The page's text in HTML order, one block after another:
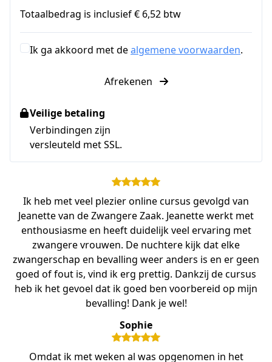
Totaalbedrag is inclusief € 6,52 btw
Ik ga akkoord met dealgemene voorwaarden.
Afrekenen
Veilige betaling
Verbindingen zijn
versleuteld met SSL.
Ik heb met veel plezier online cursus gevolgd van
Jeanette van de Zwangere Zaak. Jeanette werkt met
enthousiasme en heeft duidelijk veel ervaring met
zwangere vrouwen. De nuchtere kijk dat elke
zwangerschap en bevalling weer anders is en er geen
goed of fout is, vind ik erg prettig. Dankzij de cursus
heb ik het gevoel dat ik goed ben voorbereid op mijn
bevalling! Dank je wel!
Sophie
Omdat ik met weken al was opgenomen in het